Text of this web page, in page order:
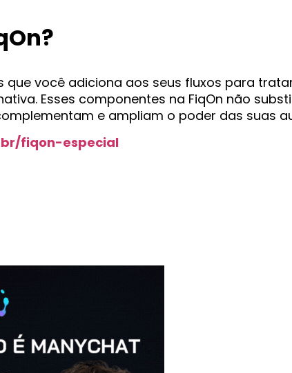
você adiciona aos seus fluxos para
Esses componentes na FiqOn não
e ampliam o poder das suas
fiqon-especial